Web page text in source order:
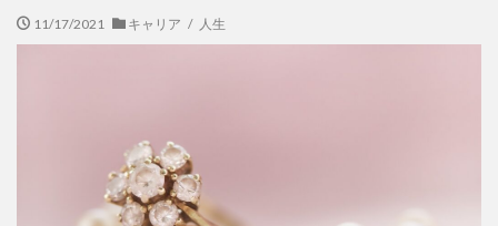
11/17/2021 キャリア / 人生